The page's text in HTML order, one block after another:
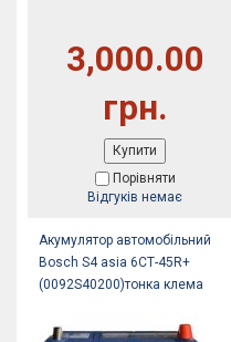
3,000.00
грн.
Купити
Порівняти
Відгуків немає
Акумулятор автомобільний
Bosch S4 asia 6СТ-45R+
(0092S40200)тонка клема